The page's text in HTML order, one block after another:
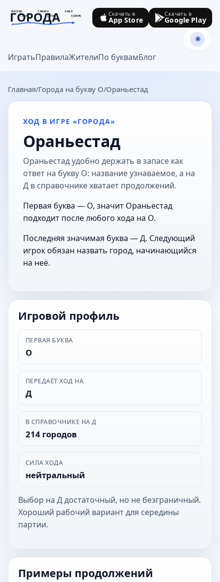
МОСКВА САМАРА
ОМСК
ТУЛА
СОЧИ КАЗАНЬ
ГОРОДА
goroda-na.ru
ИгратьПравилаЖителиПо буквамБлог
Скачать в
App Store
Скачать в
Google Play
Главная Города на букву О Ораньестад
ХОД В ИГРЕ «ГОРОДА»
Ораньестад
Ораньестад удобно держать в запасе как
ответ на букву О: название узнаваемое, а на
Д в справочнике хватает продолжений.
Первая буква — О, значит Ораньестад
подходит после любого хода на О.
Последняя значимая буква — Д. Следующий
игрок обязан назвать город, начинающийся
на неё.
Игровой профиль
ПЕРВАЯ БУКВА
О
ПЕРЕДАЁТ ХОД НА
Д
В СПРАВОЧНИКЕ НА Д
214 городов
СИЛА ХОДА
нейтральный
Выбор на Д достаточный, но не безграничный.
Хороший рабочий вариант для середины
партии.
Примеры продолжений